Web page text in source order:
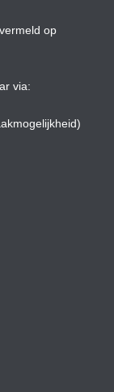
op
via: